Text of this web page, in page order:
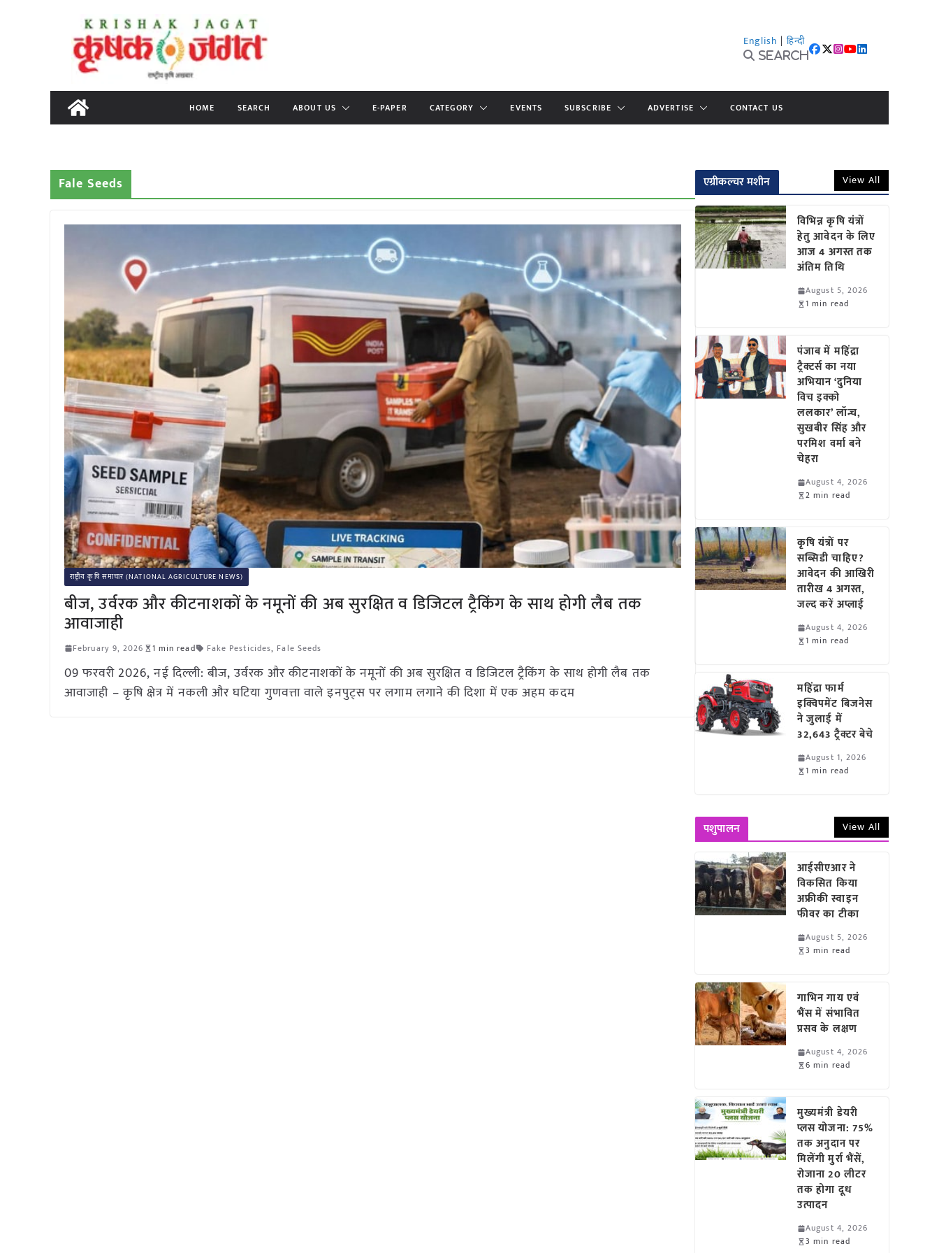
content
English | हिन्दी
Search
HOME SEARCH ABOUT US E-PAPER CATEGORY EVENTS SUBSCRIBE ADVERTISE CONTACT US
Fale Seeds
राष्ट्रीय कृषि समाचार (NATIONAL AGRICULTURE NEWS)
बीज, उर्वरक और कीटनाशकों के नमूनों की अब सुरक्षित व डिजिटल ट्रैकिंग के साथ होगी लैब तक
आवाजाही
February 9, 2026 1 min read Fake Pesticides, Fale Seeds
09 फरवरी 2026, नई दिल्ली: बीज, उर्वरक और कीटनाशकों के नमूनों की अब सुरक्षित व डिजिटल ट्रैकिंग के साथ होगी लैब तक
आवाजाही – कृषि क्षेत्र में नकली और घटिया गुणवत्ता वाले इनपुट्स पर लगाम लगाने की दिशा में एक अहम कदम
एग्रीकल्चर मशीन View All
विभिन्न कृषि यंत्रों
हेतु आवेदन के लिए
आज 4 अगस्त तक
अंतिम तिथि
August 5, 2026
1 min read
पंजाब में महिंद्रा
ट्रैक्टर्स का नया
अभियान ‘दुनिया
विच इक्को
ललकार’ लॉन्च,
सुखबीर सिंह और
परमिश वर्मा बने
चेहरा
August 4, 2026
2 min read
कृषि यंत्रों पर
सब्सिडी चाहिए?
आवेदन की आखिरी
तारीख 4 अगस्त,
जल्द करें अप्लाई
August 4, 2026
1 min read
महिंद्रा फार्म
इक्विपमेंट बिजनेस
ने जुलाई में
32,643 ट्रैक्टर बेचे
August 1, 2026
1 min read
पशुपालन View All
आईसीएआर ने
विकसित किया
अफ्रीकी स्वाइन
फीवर का टीका
August 5, 2026
3 min read
गाभिन गाय एवं
भैंस में संभावित
प्रसव के लक्षण
August 4, 2026
6 min read
मुख्यमंत्री डेयरी
प्लस योजना: 75%
तक अनुदान पर
मिलेंगी मुर्रा भैंसें,
रोजाना 20 लीटर
तक होगा दूध
उत्पादन
August 4, 2026
3 min read